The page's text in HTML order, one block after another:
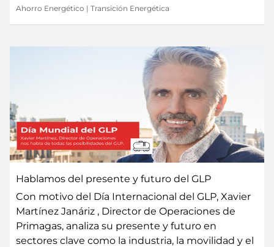
Ahorro Energético | Transición Energética
Hablamos del presente y futuro del GLP
Con motivo del Día Internacional del GLP, Xavier
Martínez Janáriz , Director de Operaciones de
Primagas, analiza su presente y futuro en
sectores clave como la industria, la movilidad y el